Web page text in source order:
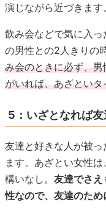
演じながら近づきます。
飲み会などで気に入
の男性との2人きりの
み会のときに必ず、
がいれば、あざとい
5：いざとなれば友
友達と好きな人が被
ます。あざとい女性
構いなし。 友達でさえ
性なので、友達のため